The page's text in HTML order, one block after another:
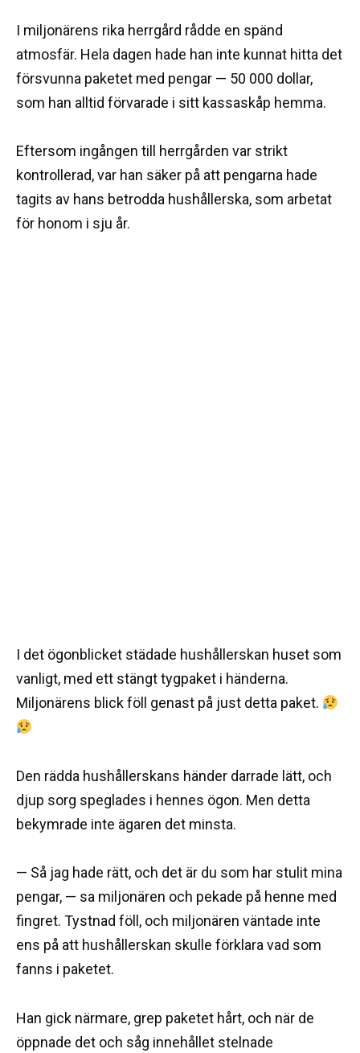
I miljonärens rika herrgård rådde en spänd
atmosfär. Hela dagen hade han inte kunnat hitta det
försvunna paketet med pengar — 50 000 dollar,
som han alltid förvarade i sitt kassaskåp hemma.
Eftersom ingången till herrgården var strikt
kontrollerad, var han säker på att pengarna hade
tagits av hans betrodda hushållerska, som arbetat
för honom i sju år.
I det ögonblicket städade hushållerskan huset som
vanligt, med ett stängt tygpaket i händerna.
Miljonärens blick föll genast på just detta paket.
Den rädda hushållerskans händer darrade lätt, och
djup sorg speglades i hennes ögon. Men detta
bekymrade inte ägaren det minsta.
— Så jag hade rätt, och det är du som har stulit mina
pengar, — sa miljonären och pekade på henne med
fingret. Tystnad föll, och miljonären väntade inte
ens på att hushållerskan skulle förklara vad som
fanns i paketet.
Han gick närmare, grep paketet hårt, och när de
öppnade det och såg innehållet stelnade